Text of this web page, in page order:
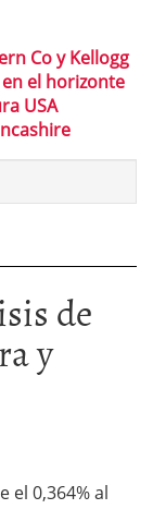
Co y Kellogg
el horizonte
USA
de
y
el 0,364% al